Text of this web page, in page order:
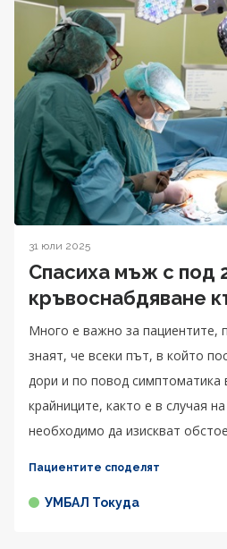
31 юли 2025
Спасиха мъж с под
кръвоснабдяване
Много е важно за пациентите,
знаят, че всеки път, в който
дори и по повод симптоматика
крайниците, както е в случая
необходимо да изискват
Пациентите споделят
УМБАЛ Токуда